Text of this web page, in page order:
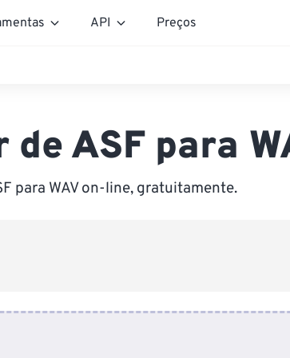
API Preços
de ASF para
para WAV on-line, gratuitamente.